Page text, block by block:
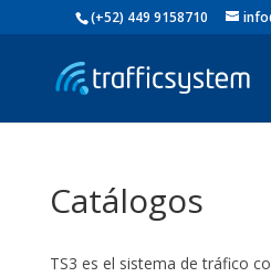
(+52) 449 9158710
Catálogos
TS3 es el sistema de tráfico